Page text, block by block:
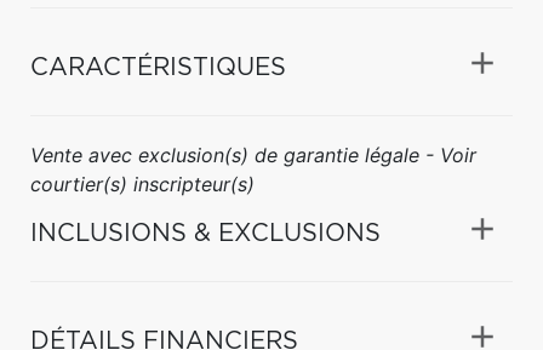
CARACTÉRISTIQUES
Vente avec exclusion(s) de garantie légale - Voir
courtier(s) inscripteur(s)
INCLUSIONS & EXCLUSIONS
DÉTAILS FINANCIERS